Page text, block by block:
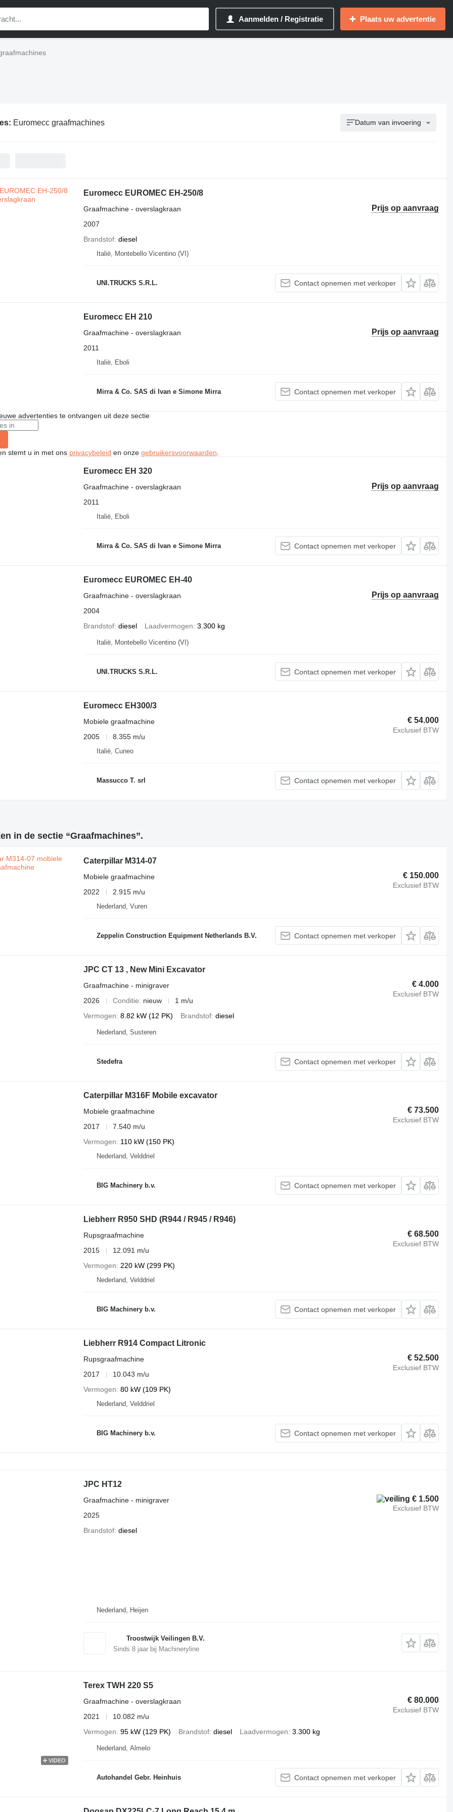
Aanmelden / Registratie Plaats uw advertentie
Euromecc graafmachines Datum van invoering
Euromecc EUROMEC EH-250/8
Prijs op aanvraag
Graafmachine - overslagkraan
2007
Brandstof diesel
Italië, Montebello Vicentino (VI)
UNI.TRUCKS S.R.L. Contact opnemen met verkoper
Euromecc EH 210
Prijs op aanvraag
Graafmachine - overslagkraan
2011
Italië, Eboli
Mirra & Co. SAS di Ivan e Simone Mirra Contact opnemen met verkoper
advertenties te ontvangen uit deze sectie
stemt u in met ons privacybeleid en onze gebruikersvoorwaarden
Euromecc EH 320
Prijs op aanvraag
Graafmachine - overslagkraan
2011
Italië, Eboli
Mirra & Co. SAS di Ivan e Simone Mirra Contact opnemen met verkoper
Euromecc EUROMEC EH-40
Prijs op aanvraag
Graafmachine - overslagkraan
2004
Brandstof diesel Laadvermogen 3.300 kg
Italië, Montebello Vicentino (VI)
UNI.TRUCKS S.R.L. Contact opnemen met verkoper
Euromecc EH300/3
€ 54.000
Exclusief BTW
Mobiele graafmachine
2005
8.355 m/u
Italië, Cuneo
Massucco T. srl Contact opnemen met verkoper
in de sectie “Graafmachines”.
Caterpillar M314-07
€ 150.000
Exclusief BTW
Mobiele graafmachine
2022
2.915 m/u
Nederland, Vuren
Zeppelin Construction Equipment Netherlands B.V. Contact opnemen met verkoper
JPC CT 13 , New Mini Excavator
€ 4.000
Exclusief BTW
Graafmachine - minigraver
2026
Conditie nieuw
1 m/u
Vermogen 8.82 kW (12 PK) Brandstof diesel
Nederland, Susteren
Stedefra Contact opnemen met verkoper
Caterpillar M316F Mobile excavator
€ 73.500
Exclusief BTW
Mobiele graafmachine
2017
7.540 m/u
Vermogen
110 kW (150 PK)
Nederland, Velddriel
BIG Machinery b.v. Contact opnemen met verkoper
Liebherr R950 SHD (R944 / R945 / R946)
€ 68.500
Exclusief BTW
Rupsgraafmachine
2015
12.091 m/u
Vermogen
220 kW (299 PK)
Nederland, Velddriel
BIG Machinery b.v. Contact opnemen met verkoper
Liebherr R914 Compact Litronic
€ 52.500
Exclusief BTW
Rupsgraafmachine
2017
10.043 m/u
Vermogen 80 kW (109 PK)
Nederland, Velddriel
BIG Machinery b.v. Contact opnemen met verkoper
JPC HT12
€ 1.500
Exclusief BTW
Graafmachine - minigraver
2025
Brandstof diesel
Nederland, Heijen
Troostwijk Veilingen B.V.
Sinds 8jaar bij Machineryline
VIDEO
Terex TWH 220 S5
€ 80.000
Exclusief BTW
Graafmachine - overslagkraan
2021
10.082 m/u
Vermogen 95 kW (129 PK) Brandstof diesel Laadvermogen 3.300 kg
Nederland, Almelo
Autohandel Gebr. Heinhuis Contact opnemen met verkoper